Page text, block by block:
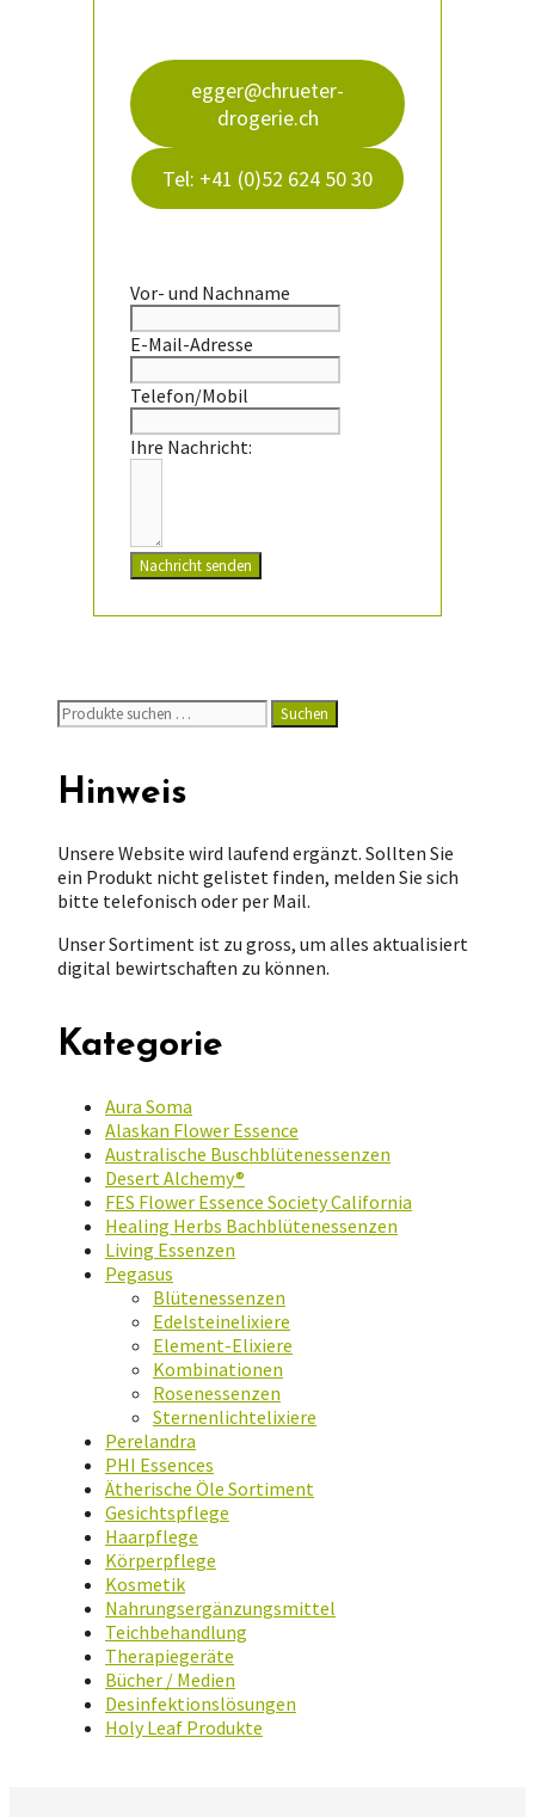
egger@chrueter-
drogerie.ch
Tel: +41 (0)52 624 50 30
Vor- und Nachname
E-Mail-Adresse
Telefon/Mobil
Ihre Nachricht:
Nachricht senden
Suchen
nach:
Suchen
Hinweis
Unsere Website wird laufend ergänzt. Sollten Sie
ein Produkt nicht gelistet finden, melden Sie sich
bitte telefonisch oder per Mail.
Unser Sortiment ist zu gross, um alles aktualisiert
digital bewirtschaften zu können.
Kategorie
Aura Soma
Alaskan Flower Essence
Australische Buschblütenessenzen
Desert Alchemy®
FES Flower Essence Society California
Healing Herbs Bachblütenessenzen
Living Essenzen
Pegasus
Blütenessenzen
Edelsteinelixiere
Element-Elixiere
Kombinationen
Rosenessenzen
Sternenlichtelixiere
Perelandra
PHI Essences
Ätherische Öle Sortiment
Gesichtspflege
Haarpflege
Körperpflege
Kosmetik
Nahrungsergänzungsmittel
Teichbehandlung
Therapiegeräte
Bücher / Medien
Desinfektionslösungen
Holy Leaf Produkte